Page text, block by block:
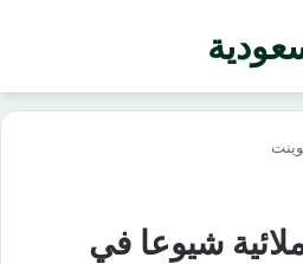
شيوعا في